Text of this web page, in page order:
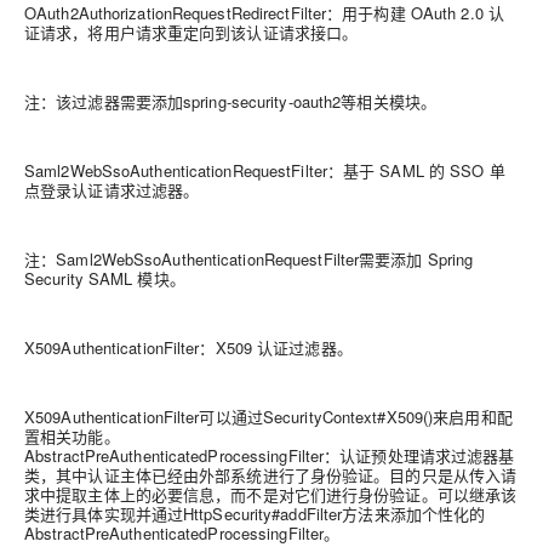
OAuth2AuthorizationRequestRedirectFilter：用于构建 OAuth 2.0 认
证请求，将用户请求重定向到该认证请求接口。
注：该过滤器需要添加spring-security-oauth2等相关模块。
Saml2WebSsoAuthenticationRequestFilter：基于 SAML 的 SSO 单
点登录认证请求过滤器。
注：Saml2WebSsoAuthenticationRequestFilter需要添加 Spring
Security SAML 模块。
X509AuthenticationFilter：X509 认证过滤器。
X509AuthenticationFilter可以通过SecurityContext#X509()来启用和配
置相关功能。
AbstractPreAuthenticatedProcessingFilter：认证预处理请求过滤器基
类，其中认证主体已经由外部系统进行了身份验证。目的只是从传入请
求中提取主体上的必要信息，而不是对它们进行身份验证。可以继承该
类进行具体实现并通过HttpSecurity#addFilter方法来添加个性化的
AbstractPreAuthenticatedProcessingFilter。